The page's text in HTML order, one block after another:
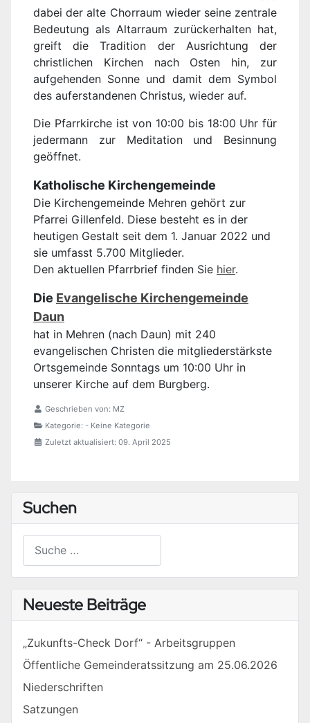
dabei der alte Chorraum wieder seine zentrale
Bedeutung als Altarraum zurückerhalten hat,
greift die Tradition der Ausrichtung der
christlichen Kirchen nach Osten hin, zur
aufgehenden Sonne und damit dem Symbol
des auferstandenen Christus, wieder auf.
Die Pfarrkirche ist von 10:00 bis 18:00 Uhr für
jedermann zur Meditation und Besinnung
geöffnet.
Katholische Kirchengemeinde
Die Kirchengemeinde Mehren gehört zur
Pfarrei Gillenfeld. Diese besteht es in der
heutigen Gestalt seit dem 1. Januar 2022 und
sie umfasst 5.700 Mitglieder.
Den aktuellen Pfarrbrief finden Sie hier.
Die Evangelische Kirchengemeinde
Daun
hat in Mehren (nach Daun) mit 240
evangelischen Christen die mitgliederstärkste
Ortsgemeinde Sonntags um 10:00 Uhr in
unserer Kirche auf dem Burgberg.
Geschrieben von: MZ
Kategorie: - Keine Kategorie
Zuletzt aktualisiert: 09. April 2025
Suchen
Neueste Beiträge
„Zukunfts-Check Dorf“ - Arbeitsgruppen
Öffentliche Gemeinderatssitzung am 25.06.2026
Niederschriften
Satzungen